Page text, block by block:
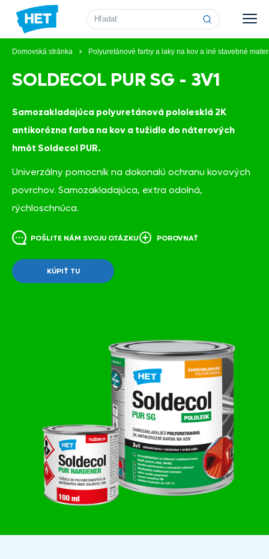
Vyhľadávanie
Domovská stránka Polyuretánové farby a laky na kov a iné stavebné
SOLDECOL PUR SG - 3V1
Samozakladajúca polyuretánová pololesklá 2K
antikorózna farba na kov a tužidlo do náterových
hmôt Soldecol PUR.
Univerzálny pomocník na dokonalú ochranu kovových
povrchov. Samozakladajúca, extra odolná,
rýchloschnúca.
POŠLITE NÁM SVOJU OTÁZKU POROVNAŤ
KÚPIŤ TU